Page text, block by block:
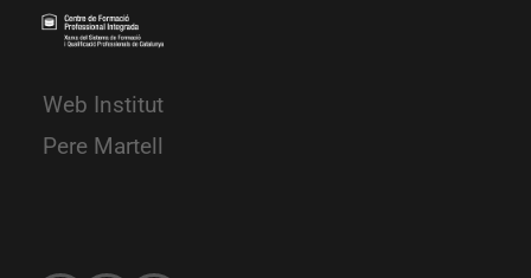
Web Institut
Pere Martell